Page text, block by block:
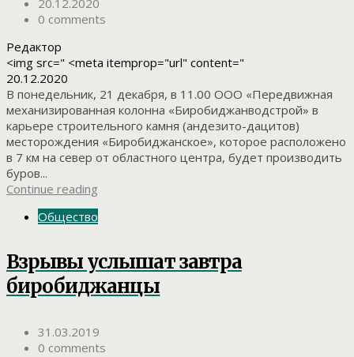
20.12.2020
0 comments
Редактор
<img src=" <meta itemprop="url" content="
20.12.2020
В понедельник, 21 декабря, в 11.00 ООО «Передвижная
механизированная колонна «Биробиджанводстрой» в
карьере строительного камня (андезито-дацитов)
месторождения «Биробиджанское», которое расположено
в 7 км на север от областного центра, будет производить
буров...
Continue reading
Общество
Взрывы услышат завтра
биробиджанцы
31.03.2019
0 comments